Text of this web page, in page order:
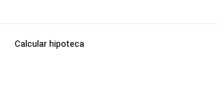
Calcular hipoteca